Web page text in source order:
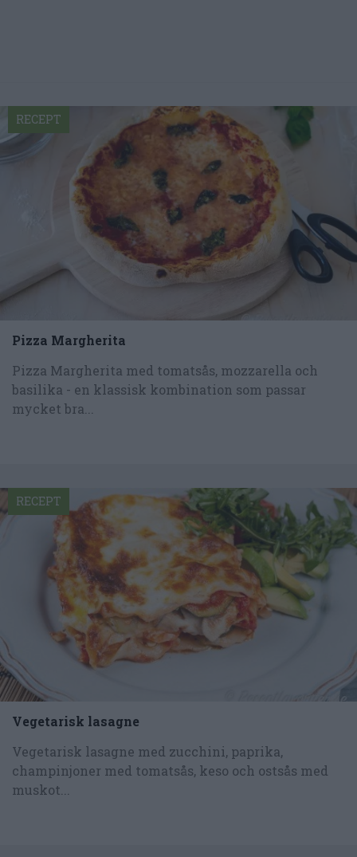
Pizza Margherita
Pizza Margherita med tomatsås, mozzarella och
basilika - en klassisk kombination som passar
mycket bra...
RECEPT
Vegetarisk lasagne
Vegetarisk lasagne med zucchini, paprika,
champinjoner med tomatsås, keso och ostsås med
muskot...
RECEPT